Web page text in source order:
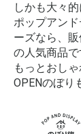
しかも大々
ポップアン
ーズなら、
の人気商品で
もっとおし
OPENのぼり